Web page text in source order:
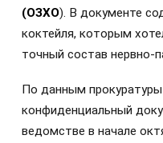
(ОЗХО). В документе
коктейля, которым
точный состав нервно-
По данным
конфиденциальный
ведомстве в начале